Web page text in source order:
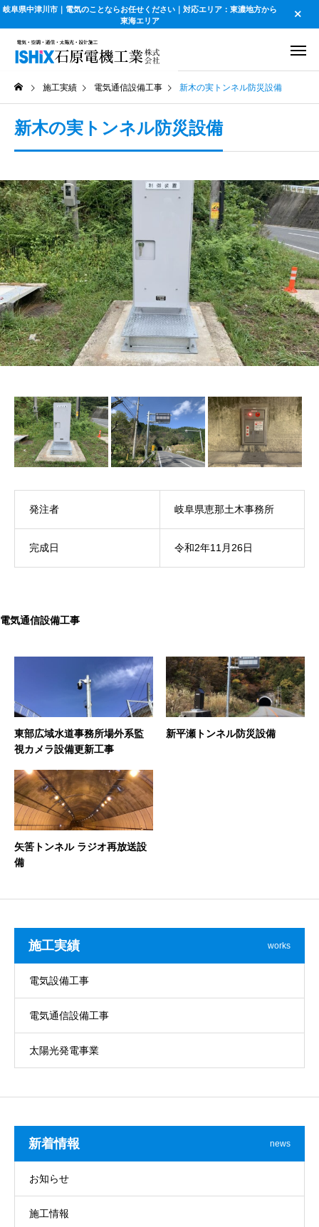
岐阜県中津川市｜電気のことならお任せください｜対応エリア：東濃地方から
東海エリア
施工実績 電気通信設備工事 新木の実トンネル防災設備
新木の実トンネル防災設備
発注者 岐阜県恵那土木事務所
完成日 令和2年11月26日
電気通信設備工事
東部広域水道事務所場外系監
視カメラ設備更新工事
新平瀬トンネル防災設備
矢筈トンネル ラジオ再放送設
備
施工実績 works
電気設備工事
電気通信設備工事
太陽光発電事業
新着情報 news
お知らせ
施工情報